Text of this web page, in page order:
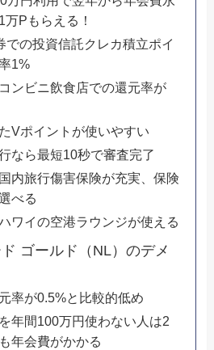
万Pもらえる！
の投資信託クレカ積立ポイ
1%
ンビニ飲食店での還元率が
Vポイントが使いやすい
なら最短10秒で審査完了
内旅行傷害保険が充実、保険
べる
ワイの空港ラウンジが使える
ゴールド（NL）のデメ
率が0.5%と比較的低め
年間100万円使わない人は2
年会費がかかる